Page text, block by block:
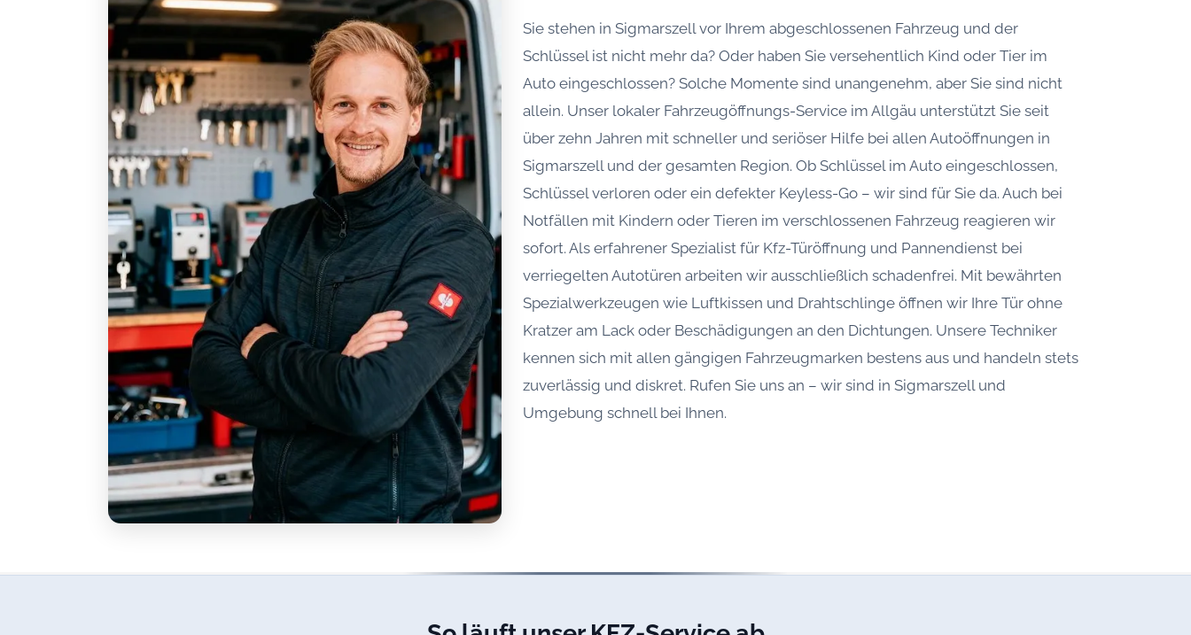
Sie stehen in Sigmarszell vor Ihrem abgeschlossenen Fahrzeug und der
Schlüssel ist nicht mehr da? Oder haben Sie versehentlich Kind oder Tier im
Auto eingeschlossen? Solche Momente sind unangenehm, aber Sie sind nicht
allein. Unser lokaler Fahrzeugöffnungs-Service im Allgäu unterstützt Sie seit
über zehn Jahren mit schneller und seriöser Hilfe bei allen Autoöffnungen in
Sigmarszell und der gesamten Region. Ob Schlüssel im Auto eingeschlossen,
Schlüssel verloren oder ein defekter Keyless-Go – wir sind für Sie da. Auch bei
Notfällen mit Kindern oder Tieren im verschlossenen Fahrzeug reagieren wir
sofort. Als erfahrener Spezialist für Kfz-Türöffnung und Pannendienst bei
verriegelten Autotüren arbeiten wir ausschließlich schadenfrei. Mit bewährten
Spezialwerkzeugen wie Luftkissen und Drahtschlinge öffnen wir Ihre Tür ohne
Kratzer am Lack oder Beschädigungen an den Dichtungen. Unsere Techniker
kennen sich mit allen gängigen Fahrzeugmarken bestens aus und handeln stets
zuverlässig und diskret. Rufen Sie uns an – wir sind in Sigmarszell und
Umgebung schnell bei Ihnen.